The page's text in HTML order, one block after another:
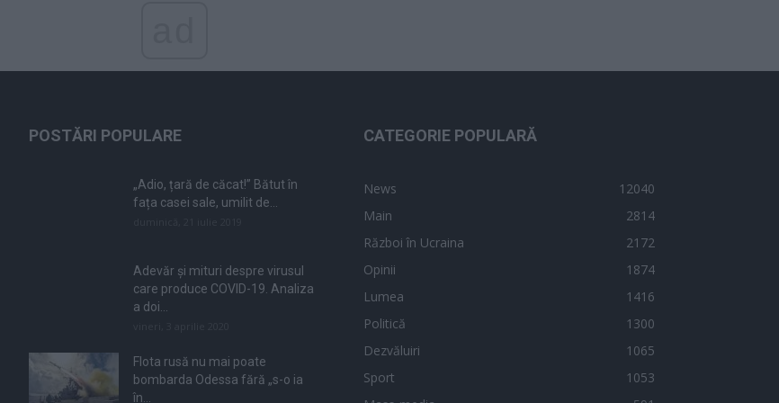
POSTĂRI POPULARE
„Adio, țară de căcat!” Bătut în
fața casei sale, umilit de...
Adevăr și mituri despre virusul
care produce COVID-19. Analiza
a doi...
Flota rusă nu mai poate
bombarda Odessa fără „s-o ia
în...
CATEGORIE POPULARĂ
News
12040
Main
2814
Război în Ucraina
2172
Opinii
1874
Lumea
1416
Politică
1300
Dezvăluiri
1065
Sport
1053